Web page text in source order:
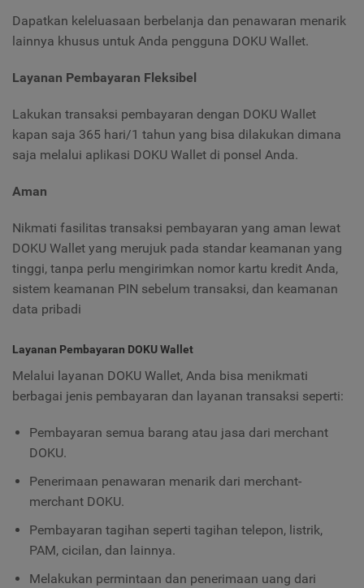
Dapatkan keleluasaan berbelanja dan penawaran menarik
lainnya khusus untuk Anda pengguna DOKU Wallet.
Layanan Pembayaran Fleksibel
Lakukan transaksi pembayaran dengan DOKU Wallet
kapan saja 365 hari/1 tahun yang bisa dilakukan dimana
saja melalui aplikasi DOKU Wallet di ponsel Anda.
Aman
Nikmati fasilitas transaksi pembayaran yang aman lewat
DOKU Wallet yang merujuk pada standar keamanan yang
tinggi, tanpa perlu mengirimkan nomor kartu kredit Anda,
sistem keamanan PIN sebelum transaksi, dan keamanan
data pribadi
Layanan Pembayaran DOKU Wallet
Melalui layanan DOKU Wallet, Anda bisa menikmati
berbagai jenis pembayaran dan layanan transaksi seperti:
Pembayaran semua barang atau jasa dari merchant
DOKU.
Penerimaan penawaran menarik dari merchant-
merchant DOKU.
Pembayaran tagihan seperti tagihan telepon, listrik,
PAM, cicilan, dan lainnya.
Melakukan permintaan dan penerimaan uang dari